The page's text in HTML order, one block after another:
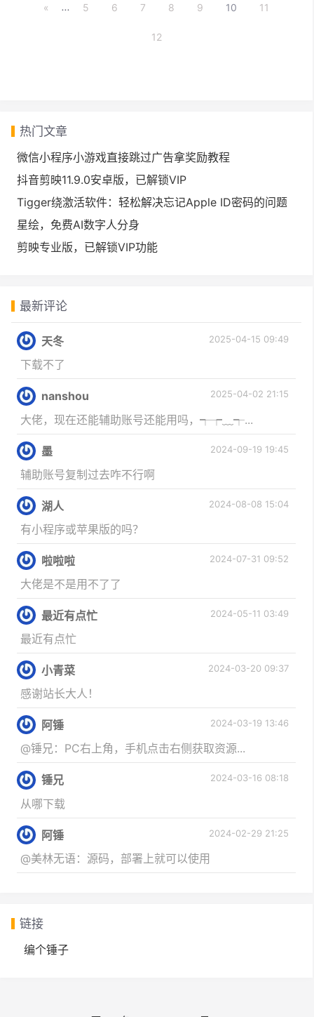
« ... 5 6 7 8 9 10 11
12
热门文章
微信小程序小游戏直接跳过广告拿奖励教程
抖音剪映11.9.0安卓版，已解锁VIP
Tigger绕激活软件：轻松解决忘记Apple ID密码的问题
星绘，免费AI数字人分身
剪映专业版，已解锁VIP功能
最新评论
天冬 2025-04-15 09:49
下载不了
nanshou 2025-04-02 21:15
大佬，现在还能辅助账号还能用吗，┭┮﹏┭...
墨 2024-09-19 19:45
辅助账号复制过去咋不行啊
湖人 2024-08-08 15:04
有小程序或苹果版的吗？
啦啦啦 2024-07-31 09:52
大佬是不是用不了了
最近有点忙 2024-05-11 03:49
最近有点忙
小青菜 2024-03-20 09:37
感谢站长大人！
阿锤 2024-03-19 13:46
@锤兄：PC右上角，手机点击右侧获取资源...
锤兄 2024-03-16 08:18
从哪下载
阿锤 2024-02-29 21:25
@美林无语：源码，部署上就可以使用
链接
编个锤子